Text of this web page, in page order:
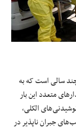
سالی است که به
متعدد این بار
الکلی،
جبران ناپذیر در